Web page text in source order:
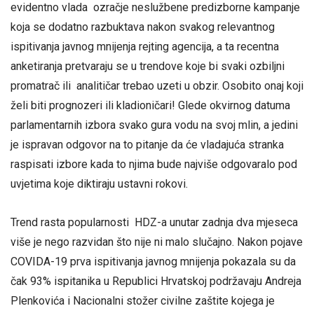
evidentno vlada ozračje neslužbene predizborne kampanje
koja se dodatno razbuktava nakon svakog relevantnog
ispitivanja javnog mnijenja rejting agencija, a ta recentna
anketiranja pretvaraju se u trendove koje bi svaki ozbiljni
promatrač ili analitičar trebao uzeti u obzir. Osobito onaj koji
želi biti prognozeri ili kladioničari! Glede okvirnog datuma
parlamentarnih izbora svako gura vodu na svoj mlin, a jedini
je ispravan odgovor na to pitanje da će vladajuća stranka
raspisati izbore kada to njima bude najviše odgovaralo pod
uvjetima koje diktiraju ustavni rokovi.
Trend rasta popularnosti HDZ-a unutar zadnja dva mjeseca
više je nego razvidan što nije ni malo slučajno. Nakon pojave
COVIDA-19 prva ispitivanja javnog mnijenja pokazala su da
čak 93% ispitanika u Republici Hrvatskoj podržavaju Andreja
Plenkovića i Nacionalni stožer civilne zaštite kojega je